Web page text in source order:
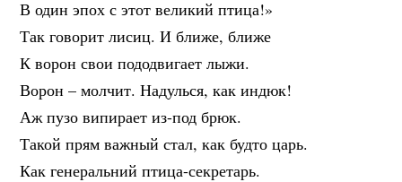
В один эпох с этот великий птица!»
Так говорит лисиц. И ближе, ближе
К ворон свои пододвигает лыжи.
Ворон – молчит. Надулься, как индюк!
Аж пузо випирает из-под брюк.
Такой прям важный стал, как будто царь.
Как генеральний птица-секретарь.